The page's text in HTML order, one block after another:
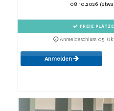
08.10.2026 (etwa
FREIE
Anmeldeschluss 05.
Anmelden